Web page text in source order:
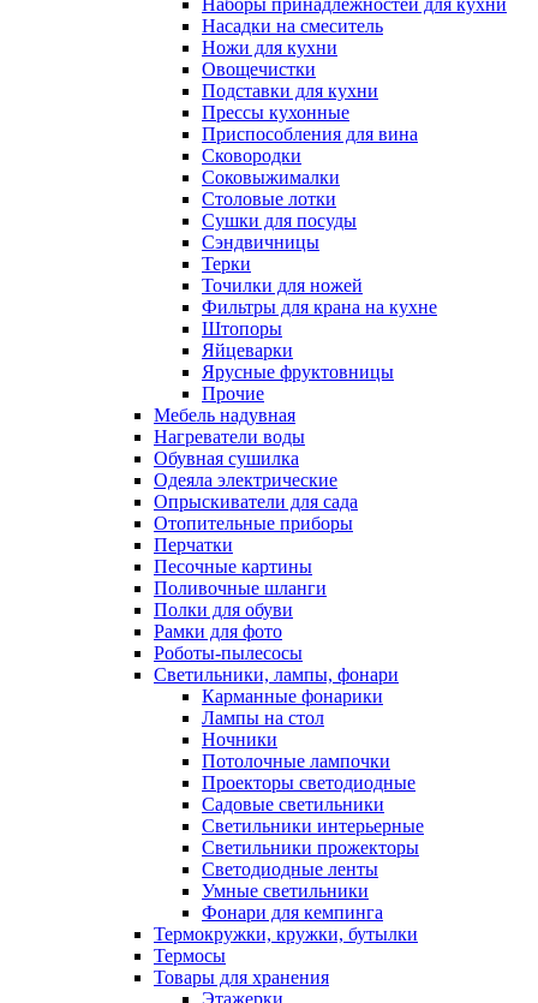
Наборы принадлежностей для кухни
Насадки на смеситель
Ножи для кухни
Овощечистки
Подставки для кухни
Прессы кухонные
Приспособления для вина
Сковородки
Соковыжималки
Столовые лотки
Сушки для посуды
Сэндвичницы
Терки
Точилки для ножей
Фильтры для крана на кухне
Штопоры
Яйцеварки
Ярусные фруктовницы
Прочие
Мебель надувная
Нагреватели воды
Обувная сушилка
Одеяла электрические
Опрыскиватели для сада
Отопительные приборы
Перчатки
Песочные картины
Поливочные шланги
Полки для обуви
Рамки для фото
Роботы-пылесосы
Светильники, лампы, фонари
Карманные фонарики
Лампы на стол
Ночники
Потолочные лампочки
Проекторы светодиодные
Садовые светильники
Светильники интерьерные
Светильники прожекторы
Светодиодные ленты
Умные светильники
Фонари для кемпинга
Термокружки, кружки, бутылки
Термосы
Товары для хранения
Этажерки